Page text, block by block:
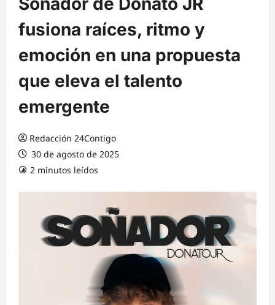
fusiona raíces, ritmo y
emoción en una propuesta
que eleva el talento
emergente
Redacción 24Contigo
30 de agosto de 2025
2 minutos leídos